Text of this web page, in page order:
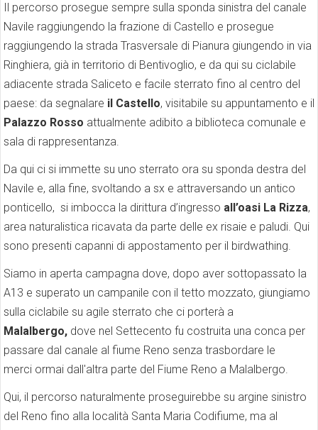
Il percorso prosegue sempre sulla sponda sinistra del canale
Navile raggiungendo la frazione di Castello e prosegue
raggiungendo la strada Trasversale di Pianura giungendo in via
Ringhiera, già in territorio di Bentivoglio, e da qui su ciclabile
adiacente strada Saliceto e facile sterrato fino al centro del
paese: da segnalare il Castello, visitabile su appuntamento e il
Palazzo Rosso attualmente adibito a biblioteca comunale e
sala di rappresentanza.
Da qui ci si immette su uno sterrato ora su sponda destra del
Navile e, alla fine, svoltando a sx e attraversando un antico
ponticello, si imbocca la dirittura d’ingresso all’oasi La Rizza,
area naturalistica ricavata da parte delle ex risaie e paludi. Qui
sono presenti capanni di appostamento per il birdwathing.
Siamo in aperta campagna dove, dopo aver sottopassato la
A13 e superato un campanile con il tetto mozzato, giungiamo
sulla ciclabile su agile sterrato che ci porterà a
Malalbergo, dove nel Settecento fu costruita una conca per
passare dal canale al fiume Reno senza trasbordare le
merci ormai dall'altra parte del Fiume Reno a Malalbergo.
Qui, il percorso naturalmente proseguirebbe su argine sinistro
del Reno fino alla località Santa Maria Codifiume, ma al